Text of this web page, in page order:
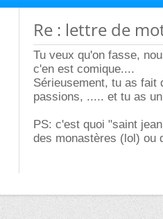
Re : lettre de
Tu veux qu'on fasse,
c'en est comique....
Sérieusement, tu as fait
passions, ..... et tu as
PS: c'est quoi "saint
des monastères (lol) ou